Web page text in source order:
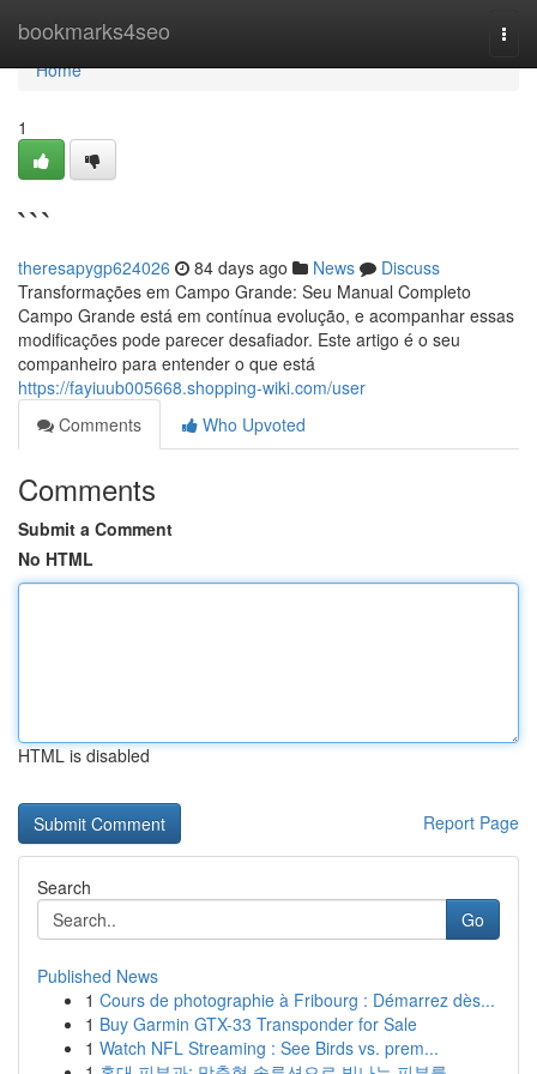
bookmarks4seo
Home
Home
1
```
theresapygp624026 84 days ago News
Discuss
Transformações em Campo Grande: Seu Manual Completo
Campo Grande está em contínua evolução, e acompanhar essas
modificações pode parecer desafiador. Este artigo é o seu
companheiro para entender o que está
https://fayiuub005668.shopping-wiki.com/user
Comments
Who Upvoted
Comments
Submit a Comment
No HTML
HTML is disabled
Report Page
Search
Go
Published News
1 Cours de photographie à Fribourg : Démarrez dès...
1 Buy Garmin GTX-33 Transponder for Sale
1 Watch NFL Streaming : See Birds vs. prem...